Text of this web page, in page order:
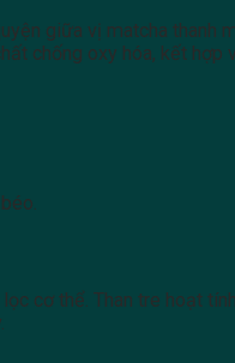
giữa vị matcha thanh
chống oxy hóa, kết
cơ thể. Than tre hoạt